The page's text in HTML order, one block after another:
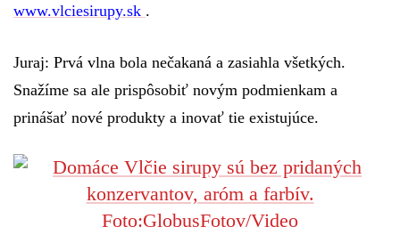
www.vlciesirupy.sk .
Juraj: Prvá vlna bola nečakaná a zasiahla všetkých.
Snažíme sa ale prispôsobiť novým podmienkam a
prinášať nové produkty a inovať tie existujúce.